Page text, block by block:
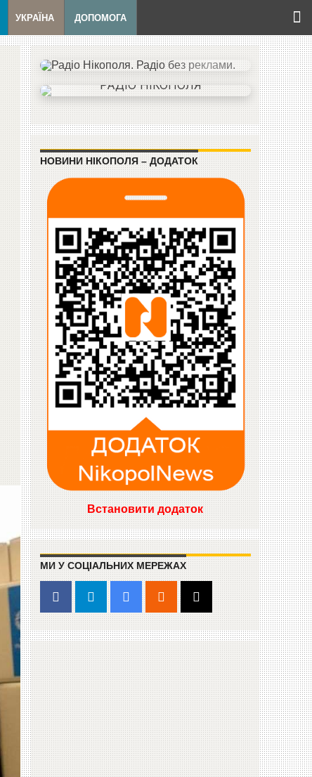
УКРАЇНА ДОПОМОГА
НОВИНИ НІКОПОЛЯ – ДОДАТОК
Встановити додаток
МИ У СОЦІАЛЬНИХ МЕРЕЖАХ